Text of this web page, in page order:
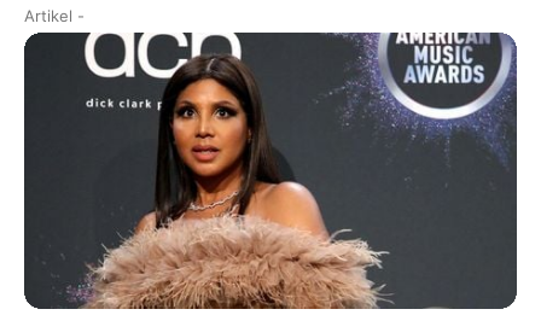
Artikel -